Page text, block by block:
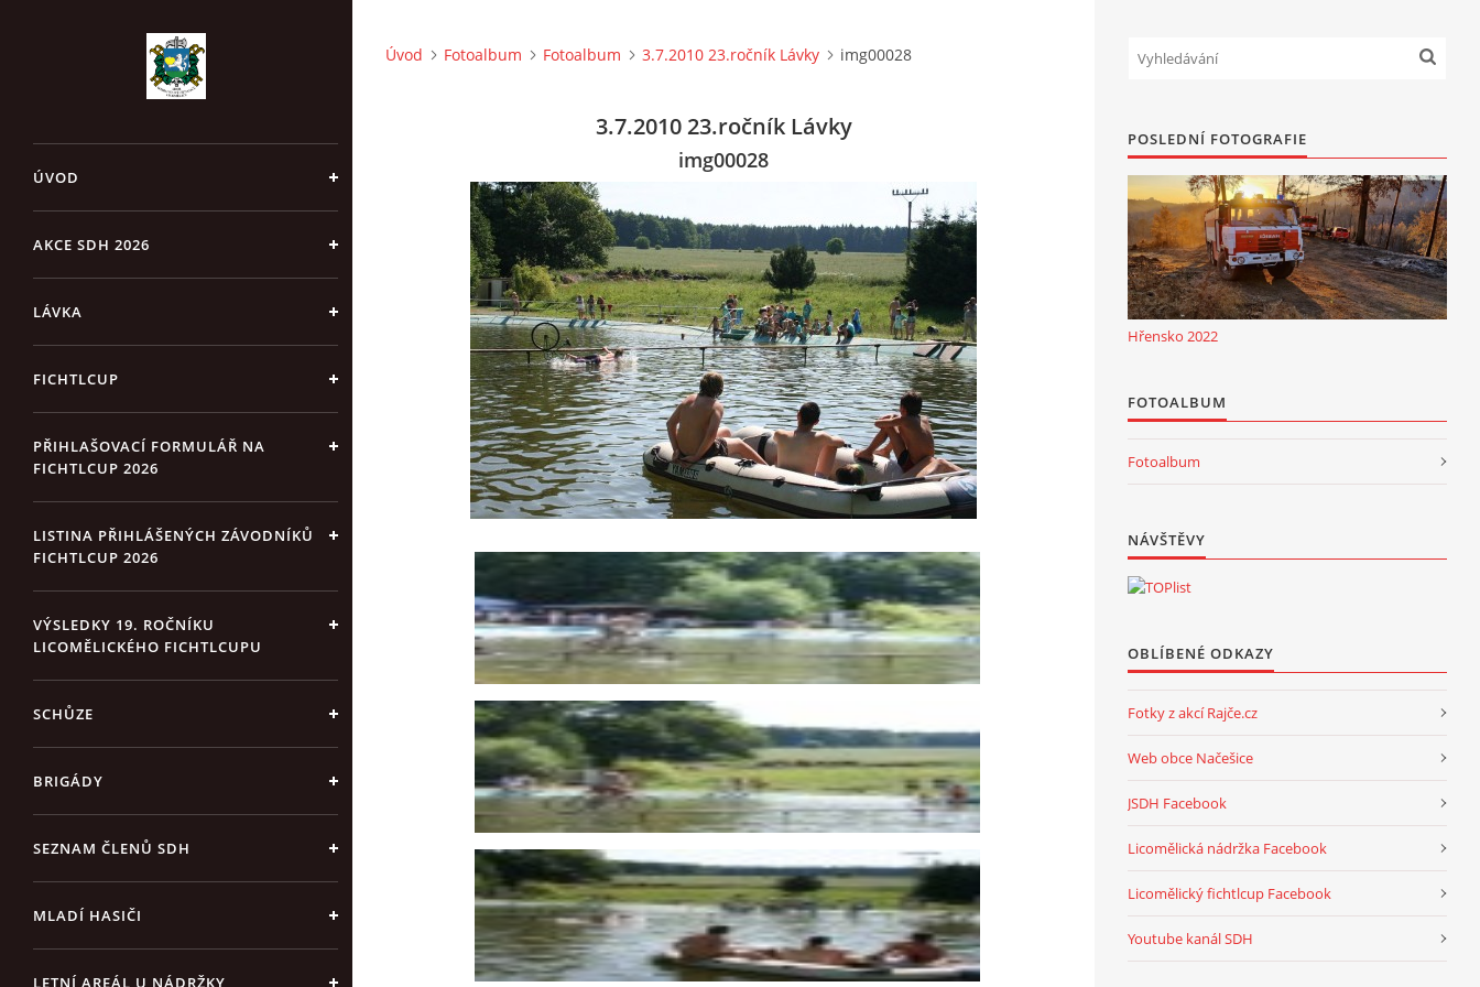
ÚVOD
AKCE SDH 2026
LÁVKA
FICHTLCUP
PŘIHLAŠOVACÍ FORMULÁŘ NA
FICHTLCUP 2026
LISTINA PŘIHLÁŠENÝCH ZÁVODNÍKŮ
FICHTLCUP 2026
VÝSLEDKY 19. ROČNÍKU
LICOMĚLICKÉHO FICHTLCUPU
SCHŮZE
BRIGÁDY
SEZNAM ČLENŮ SDH
MLADÍ HASIČI
LETNÍ AREÁL U NÁDRŽKY
Úvod Fotoalbum Fotoalbum 3.7.2010 23.ročník Lávky img00028
3.7.2010 23.ročník Lávky
img00028
POSLEDNÍ FOTOGRAFIE
Hřensko 2022
FOTOALBUM
Fotoalbum
NÁVŠTĚVY
OBLÍBENÉ ODKAZY
Fotky z akcí Rajče.cz
Web obce Načešice
JSDH Facebook
Licomělická nádržka Facebook
Licomělický fichtlcup Facebook
Youtube kanál SDH